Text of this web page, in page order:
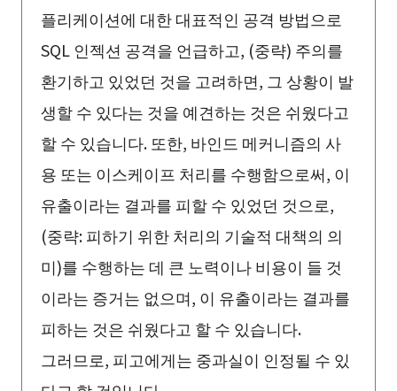
플리케이션에 대한 대표적인 공격 방법으로
SQL 인젝션 공격을 언급하고, (중략) 주의를
환기하고 있었던 것을 고려하면, 그 상황이 발
생할 수 있다는 것을 예견하는 것은 쉬웠다고
할 수 있습니다. 또한, 바인드 메커니즘의 사
용 또는 이스케이프 처리를 수행함으로써, 이
유출이라는 결과를 피할 수 있었던 것으로,
(중략: 피하기 위한 처리의 기술적 대책의 의
미)를 수행하는 데 큰 노력이나 비용이 들 것
이라는 증거는 없으며, 이 유출이라는 결과를
피하는 것은 쉬웠다고 할 수 있습니다.
그러므로, 피고에게는 중과실이 인정될 수 있